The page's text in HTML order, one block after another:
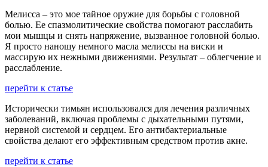
Мелисса – это мое тайное оружие для борьбы с головной
болью. Ее спазмолитические свойства помогают расслабить
мои мышцы и снять напряжение, вызванное головной болью.
Я просто наношу немного масла мелиссы на виски и
массирую их нежными движениями. Результат – облегчение и
расслабление.
перейти к статье
Исторически тимьян использовался для лечения различных
заболеваний, включая проблемы с дыхательными путями,
нервной системой и сердцем. Его антибактериальные
свойства делают его эффективным средством против акне.
перейти к статье